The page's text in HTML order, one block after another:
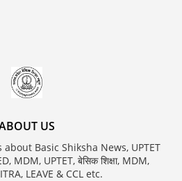
US
Basic Shiksha News, UPTET
MDM, UPTET, बेसिक शिक्षा, MDM,
LEAVE & CCL etc.